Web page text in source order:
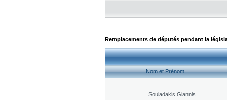
Remplacements de députés pendant la
Nom et Prénom
Souladakis Giannis